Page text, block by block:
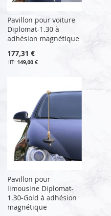
Pavillon pour voiture
Diplomat-1.30 à
adhésion magnétique
177,31 €
149,00 €
Pavillon pour
limousine Diplomat-
1.30-Gold à adhésion
magnétique